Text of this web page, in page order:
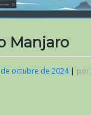
Manjaro
octubre de 2024| por